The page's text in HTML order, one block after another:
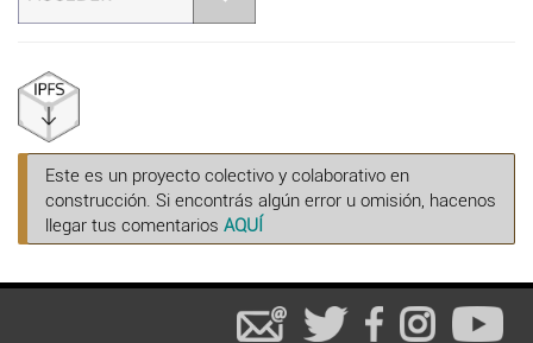
Este es un proyecto colectivo y colaborativo en
construcción. Si encontrás algún error u omisión, hacenos
llegar tus comentarios AQUÍ